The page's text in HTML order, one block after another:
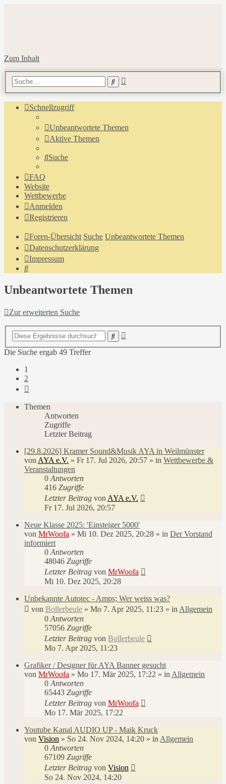
Zum Inhalt
Suche
Schnellzugriff
Unbeantwortete Themen
Aktive Themen
Suche
FAQ
Website
Wettbewerbe
Anmelden
Registrieren
Foren-Übersicht Suche Unbeantwortete Themen
Datenschutzerklärung
Impressum
Suche
Unbeantwortete Themen
Zur erweiterten Suche
Suche
Die Suche ergab 49 Treffer
1
2
Themen
Antworten
Zugriffe
Letzter Beitrag
[29.8.2026] Kramer Sound&Musik AYA in Weilmünster
von AYA e.V. » Fr 17. Jul 2026, 20:57 » in Wettbewerbe &
Veranstaltungen
0 Antworten
416 Zugriffe
Letzter Beitrag von AYA e.V.
Fr 17. Jul 2026, 20:57
Neue Klasse 2025: 'Einsteiger 5000'
von MrWoofa » Mi 10. Dez 2025, 20:28 » in Der Vorstand
informiert
0 Antworten
48046 Zugriffe
Letzter Beitrag von MrWoofa
Mi 10. Dez 2025, 20:28
Unbekannte Autotec - Amps; Wer weiss was?
von Bollerbeule » Mo 7. Apr 2025, 11:23 » in Allgemein
0 Antworten
57056 Zugriffe
Letzter Beitrag von Bollerbeule
Mo 7. Apr 2025, 11:23
Grafiker / Designer für AYA Banner gesucht
von MrWoofa » Mo 17. Mär 2025, 17:22 » in Allgemein
0 Antworten
65443 Zugriffe
Letzter Beitrag von MrWoofa
Mo 17. Mär 2025, 17:22
Youtube Kanal AUDIO UP - Maik Kruck
von Vision » So 24. Nov 2024, 14:20 » in Allgemein
0 Antworten
67109 Zugriffe
Letzter Beitrag von Vision
So 24. Nov 2024, 14:20